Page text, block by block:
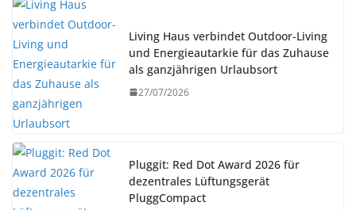
Living Haus verbindet Outdoor-Living
und Energieautarkie für das Zuhause
als ganzjährigen Urlaubsort
27/07/2026
Pluggit: Red Dot Award 2026 für
dezentrales Lüftungsgerät
PluggCompact